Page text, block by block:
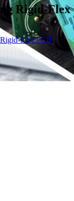
Rigid-Flex
Flex PCB